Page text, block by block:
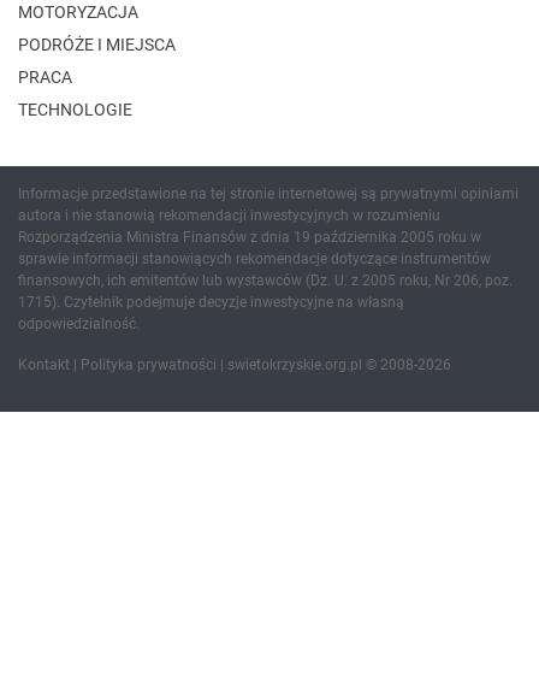
MOTORYZACJA
PODRÓŻE I MIEJSCA
PRACA
TECHNOLOGIE
Informacje przedstawione na tej stronie internetowej są prywatnymi opiniami
autora i nie stanowią rekomendacji inwestycyjnych w rozumieniu
Rozporządzenia Ministra Finansów z dnia 19 października 2005 roku w
sprawie informacji stanowiących rekomendacje dotyczące instrumentów
finansowych, ich emitentów lub wystawców (Dz. U. z 2005 roku, Nr 206, poz.
1715). Czytelnik podejmuje decyzje inwestycyjne na własną
odpowiedzialność.
Kontakt | Polityka prywatności | swietokrzyskie.org.pl © 2008-2026